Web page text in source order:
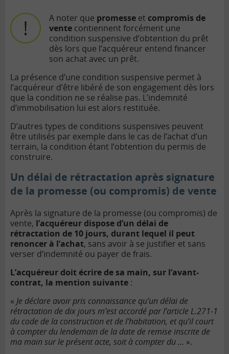
A noter que promesse et compromis de
vente contiennent forcément une
condition suspensive d’obtention du prêt
dès lors que l’acquéreur entend financer
son achat avec un prêt.
La présence d’une condition suspensive permet à
l’acquéreur d’être libéré de son engagement dès lors
que la condition ne se réalise pas. L’indemnité
d’immobilisation lui est alors restituée.
D’autres types de conditions suspensives peuvent
être utilisés par exemple dans le cas de l’achat d’un
terrain, la condition étant l’obtention du permis de
construire.
Un délai de rétractation après signature
de la promesse (ou compromis) de vente
Après la signature de la promesse (ou compromis) de
vente, l’acquéreur dispose d’un délai de
rétractation de 10 jours, durant lequel il peut
renoncer à l’achat, sans avoir à se justifier et sans
verser d’indemnité ou payer de frais.
L’acquéreur doit écrire de sa main, sur l’avant-
contrat, la mention suivante :
« Je déclare avoir pris connaissance qu’un délai de
rétractation de dix jours m’est accordé par l’article L.271-1
du code de la construction et de l’habitation, et qu’il court
à compter du lendemain de la date de remise inscrite de
ma main sur le présent acte, soit à compter du … ».